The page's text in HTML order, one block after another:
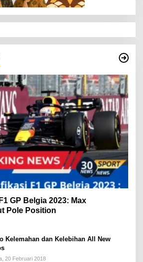
GP Belgia 2023: Max
Pole Position
Kelemahan dan Kelebihan All New
20 Februari 2018